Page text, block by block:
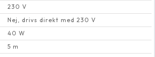
230 V
Nej, drivs direkt med 230 V
40 W
5 m